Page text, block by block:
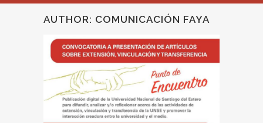
AUTHOR: COMUNICACIÓN FAYA